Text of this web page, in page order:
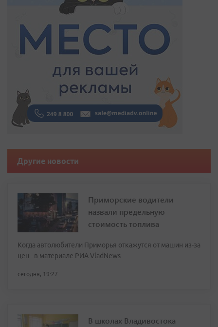
Другие новости
Приморские водители
назвали предельную
стоимость топлива
Когда автолюбители Приморья откажутся от машин из-за
цен - в материале РИА VladNews
сегодня, 19:27
В школах Владивостока